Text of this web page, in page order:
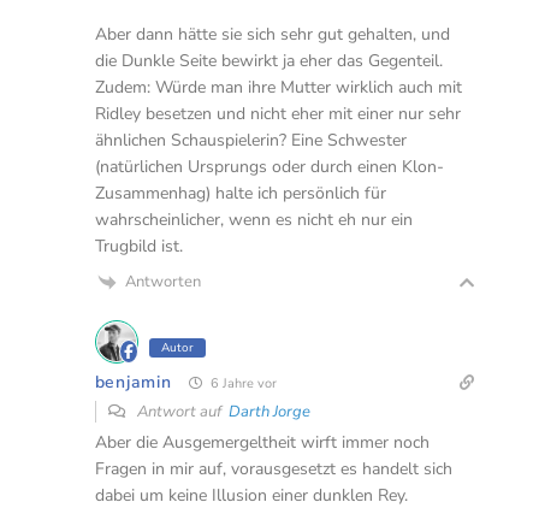
Aber dann hätte sie sich sehr gut gehalten, und
die Dunkle Seite bewirkt ja eher das Gegenteil.
Zudem: Würde man ihre Mutter wirklich auch mit
Ridley besetzen und nicht eher mit einer nur sehr
ähnlichen Schauspielerin? Eine Schwester
(natürlichen Ursprungs oder durch einen Klon-
Zusammenhag) halte ich persönlich für
wahrscheinlicher, wenn es nicht eh nur ein
Trugbild ist.
Antworten
Autor
benjamin 6 Jahre vor
Antwort auf Darth Jorge
Aber die Ausgemergeltheit wirft immer noch
Fragen in mir auf, vorausgesetzt es handelt sich
dabei um keine Illusion einer dunklen Rey.